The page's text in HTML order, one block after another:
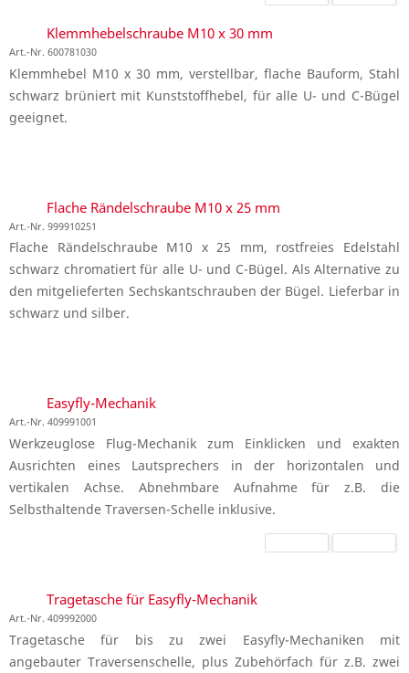
Klemmhebelschraube M10 x 30 mm
Art.-Nr. 600781030
Klemmhebel M10 x 30 mm, verstellbar, flache Bauform, Stahl
schwarz brüniert mit Kunststoffhebel, für alle U- und C-Bügel
geeignet.
Flache Rändelschraube M10 x 25 mm
Art.-Nr. 999910251
Flache Rändelschraube M10 x 25 mm, rostfreies Edelstahl
schwarz chromatiert für alle U- und C-Bügel. Als Alternative zu
den mitgelieferten Sechskantschrauben der Bügel. Lieferbar in
schwarz und silber.
Easyfly-Mechanik
Art.-Nr. 409991001
Werkzeuglose Flug-Mechanik zum Einklicken und exakten
Ausrichten eines Lautsprechers in der horizontalen und
vertikalen Achse. Abnehmbare Aufnahme für z.B. die
Selbsthaltende Traversen-Schelle inklusive.
Tragetasche für Easyfly-Mechanik
Art.-Nr. 409992000
Tragetasche für bis zu zwei Easyfly-Mechaniken mit
angebauter Traversenschelle, plus Zubehörfach für z.B. zwei